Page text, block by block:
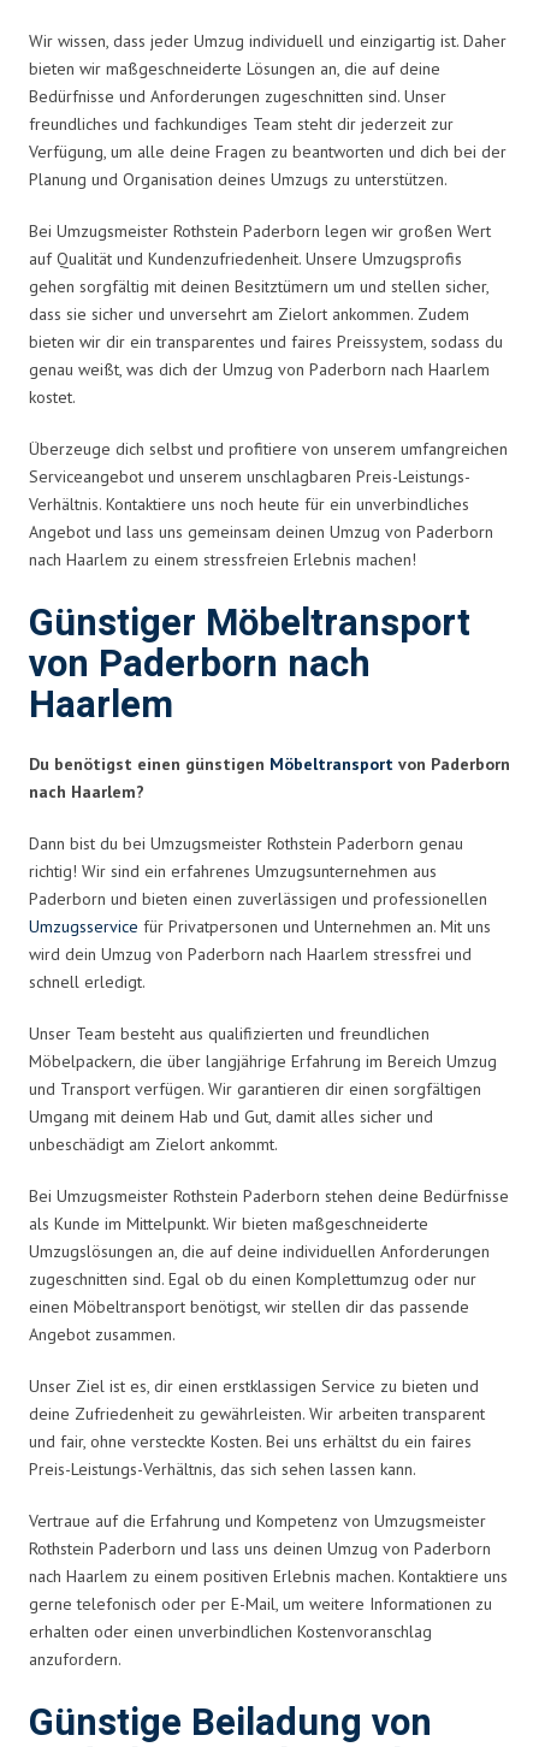
Wir wissen, dass jeder Umzug individuell und einzigartig ist. Daher
bieten wir maßgeschneiderte Lösungen an, die auf deine
Bedürfnisse und Anforderungen zugeschnitten sind. Unser
freundliches und fachkundiges Team steht dir jederzeit zur
Verfügung, um alle deine Fragen zu beantworten und dich bei der
Planung und Organisation deines Umzugs zu unterstützen.
Bei Umzugsmeister Rothstein Paderborn legen wir großen Wert
auf Qualität und Kundenzufriedenheit. Unsere Umzugsprofis
gehen sorgfältig mit deinen Besitztümern um und stellen sicher,
dass sie sicher und unversehrt am Zielort ankommen. Zudem
bieten wir dir ein transparentes und faires Preissystem, sodass du
genau weißt, was dich der Umzug von Paderborn nach Haarlem
kostet.
Überzeuge dich selbst und profitiere von unserem umfangreichen
Serviceangebot und unserem unschlagbaren Preis-Leistungs-
Verhältnis. Kontaktiere uns noch heute für ein unverbindliches
Angebot und lass uns gemeinsam deinen Umzug von Paderborn
nach Haarlem zu einem stressfreien Erlebnis machen!
Günstiger Möbeltransport
von Paderborn nach
Haarlem
Du benötigst einen günstigen Möbeltransport von Paderborn
nach Haarlem?
Dann bist du bei Umzugsmeister Rothstein Paderborn genau
richtig! Wir sind ein erfahrenes Umzugsunternehmen aus
Paderborn und bieten einen zuverlässigen und professionellen
Umzugsservice für Privatpersonen und Unternehmen an. Mit uns
wird dein Umzug von Paderborn nach Haarlem stressfrei und
schnell erledigt.
Unser Team besteht aus qualifizierten und freundlichen
Möbelpackern, die über langjährige Erfahrung im Bereich Umzug
und Transport verfügen. Wir garantieren dir einen sorgfältigen
Umgang mit deinem Hab und Gut, damit alles sicher und
unbeschädigt am Zielort ankommt.
Bei Umzugsmeister Rothstein Paderborn stehen deine Bedürfnisse
als Kunde im Mittelpunkt. Wir bieten maßgeschneiderte
Umzugslösungen an, die auf deine individuellen Anforderungen
zugeschnitten sind. Egal ob du einen Komplettumzug oder nur
einen Möbeltransport benötigst, wir stellen dir das passende
Angebot zusammen.
Unser Ziel ist es, dir einen erstklassigen Service zu bieten und
deine Zufriedenheit zu gewährleisten. Wir arbeiten transparent
und fair, ohne versteckte Kosten. Bei uns erhältst du ein faires
Preis-Leistungs-Verhältnis, das sich sehen lassen kann.
Vertraue auf die Erfahrung und Kompetenz von Umzugsmeister
Rothstein Paderborn und lass uns deinen Umzug von Paderborn
nach Haarlem zu einem positiven Erlebnis machen. Kontaktiere uns
gerne telefonisch oder per E-Mail, um weitere Informationen zu
erhalten oder einen unverbindlichen Kostenvoranschlag
anzufordern.
Günstige Beiladung von